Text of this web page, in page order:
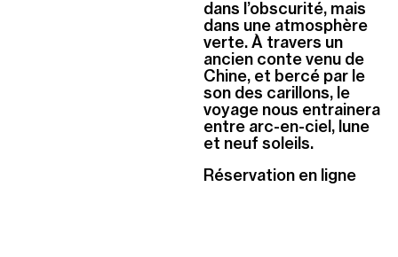
dans l’obscurité, mais
dans une atmosphère
verte. À travers un
ancien conte venu de
Chine, et bercé par le
son des carillons, le
voyage nous entrainera
entre arc-en-ciel, lune
et neuf soleils.
Réservation en ligne